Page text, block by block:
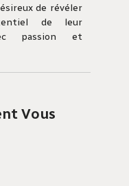
de révéler
de leur
passion et
Vous